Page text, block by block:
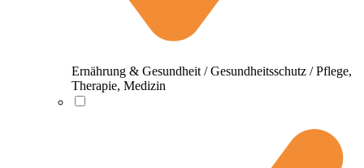
Ernährung & Gesundheit / Gesundheitsschutz / Pflege,
Therapie, Medizin